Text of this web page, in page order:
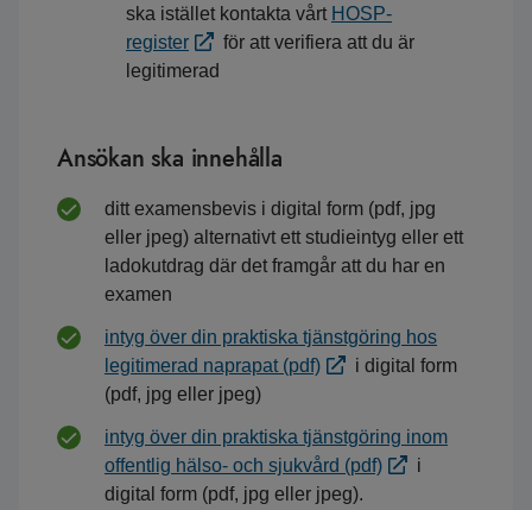
ska istället kontakta vårt HOSP-
register
för att verifiera att du är
legitimerad
Ansökan ska innehålla
ditt examensbevis i digital form (pdf, jpg
eller jpeg) alternativt ett studieintyg eller ett
ladokutdrag där det framgår att du har en
examen
intyg över din praktiska tjänstgöring hos
legitimerad naprapat (pdf)
i digital form
(pdf, jpg eller jpeg)
intyg över din praktiska tjänstgöring inom
offentlig hälso- och sjukvård (pdf)
i
digital form (pdf, jpg eller jpeg).